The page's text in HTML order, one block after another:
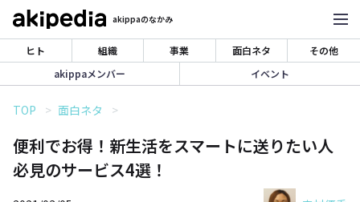
akippaのなかみ
ヒト 組織 事業 面白ネタ
その他
akippaメンバー
イベント
TOP 面白ネタ
便利でお得！新生活をスマートに送りたい人
必見のサービス4選！